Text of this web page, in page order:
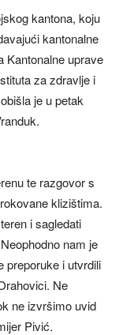
kantona, koju
kantonalne
Kantonalne uprave
za zdravlje i
je u petak
te razgovor s
klizištima.
i sagledati
nam je
preporuke i utvrdili
Ne
ne izvršimo uvid
Pivić.